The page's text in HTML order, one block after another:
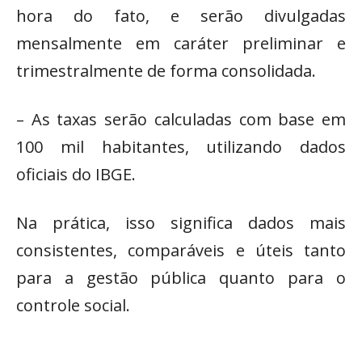
hora do fato, e serão divulgadas
mensalmente em caráter preliminar e
trimestralmente de forma consolidada.
– As taxas serão calculadas com base em
100 mil habitantes, utilizando dados
oficiais do IBGE.
Na prática, isso significa dados mais
consistentes, comparáveis e úteis tanto
para a gestão pública quanto para o
controle social.